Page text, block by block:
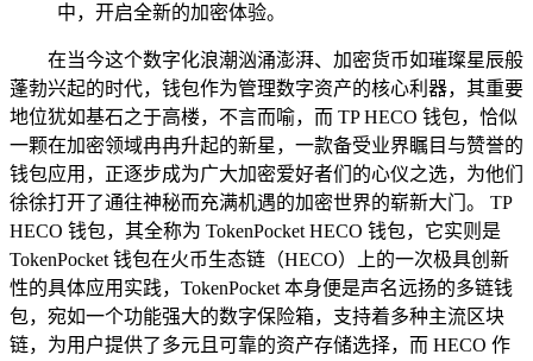
中，开启全新的加密体验。
在当今这个数字化浪潮汹涌澎湃、加密货币如璀璨星辰般
蓬勃兴起的时代，钱包作为管理数字资产的核心利器，其重要
地位犹如基石之于高楼，不言而喻，而 TP HECO 钱包，恰似
一颗在加密领域冉冉升起的新星，一款备受业界瞩目与赞誉的
钱包应用，正逐步成为广大加密爱好者们的心仪之选，为他们
徐徐打开了通往神秘而充满机遇的加密世界的崭新大门。 TP
HECO 钱包，其全称为 TokenPocket HECO 钱包，它实则是
TokenPocket 钱包在火币生态链（HECO）上的一次极具创新
性的具体应用实践，TokenPocket 本身便是声名远扬的多链钱
包，宛如一个功能强大的数字保险箱，支持着多种主流区块
链，为用户提供了多元且可靠的资产存储选择，而 HECO 作